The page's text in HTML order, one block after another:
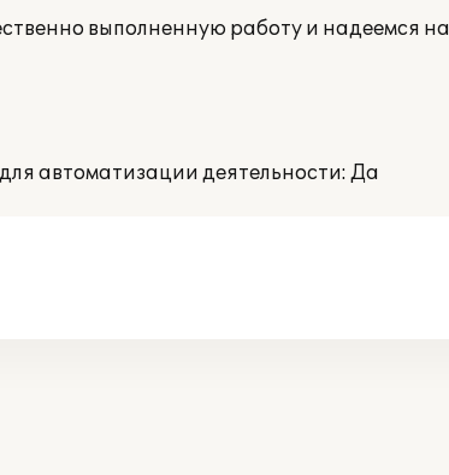
выполненную работу и надеемся на
автоматизации деятельности: Да